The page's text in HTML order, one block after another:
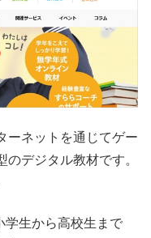
ーネットを通じてゲー
デジタル教材です。
学生から高校生まで